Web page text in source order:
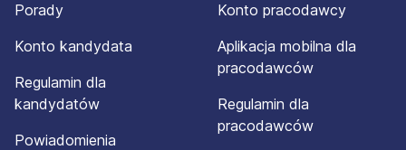
Porady
Konto kandydata
Regulamin dla
kandydatów
Powiadomienia
Konto pracodawcy
Aplikacja mobilna dla
pracodawców
Regulamin dla
pracodawców